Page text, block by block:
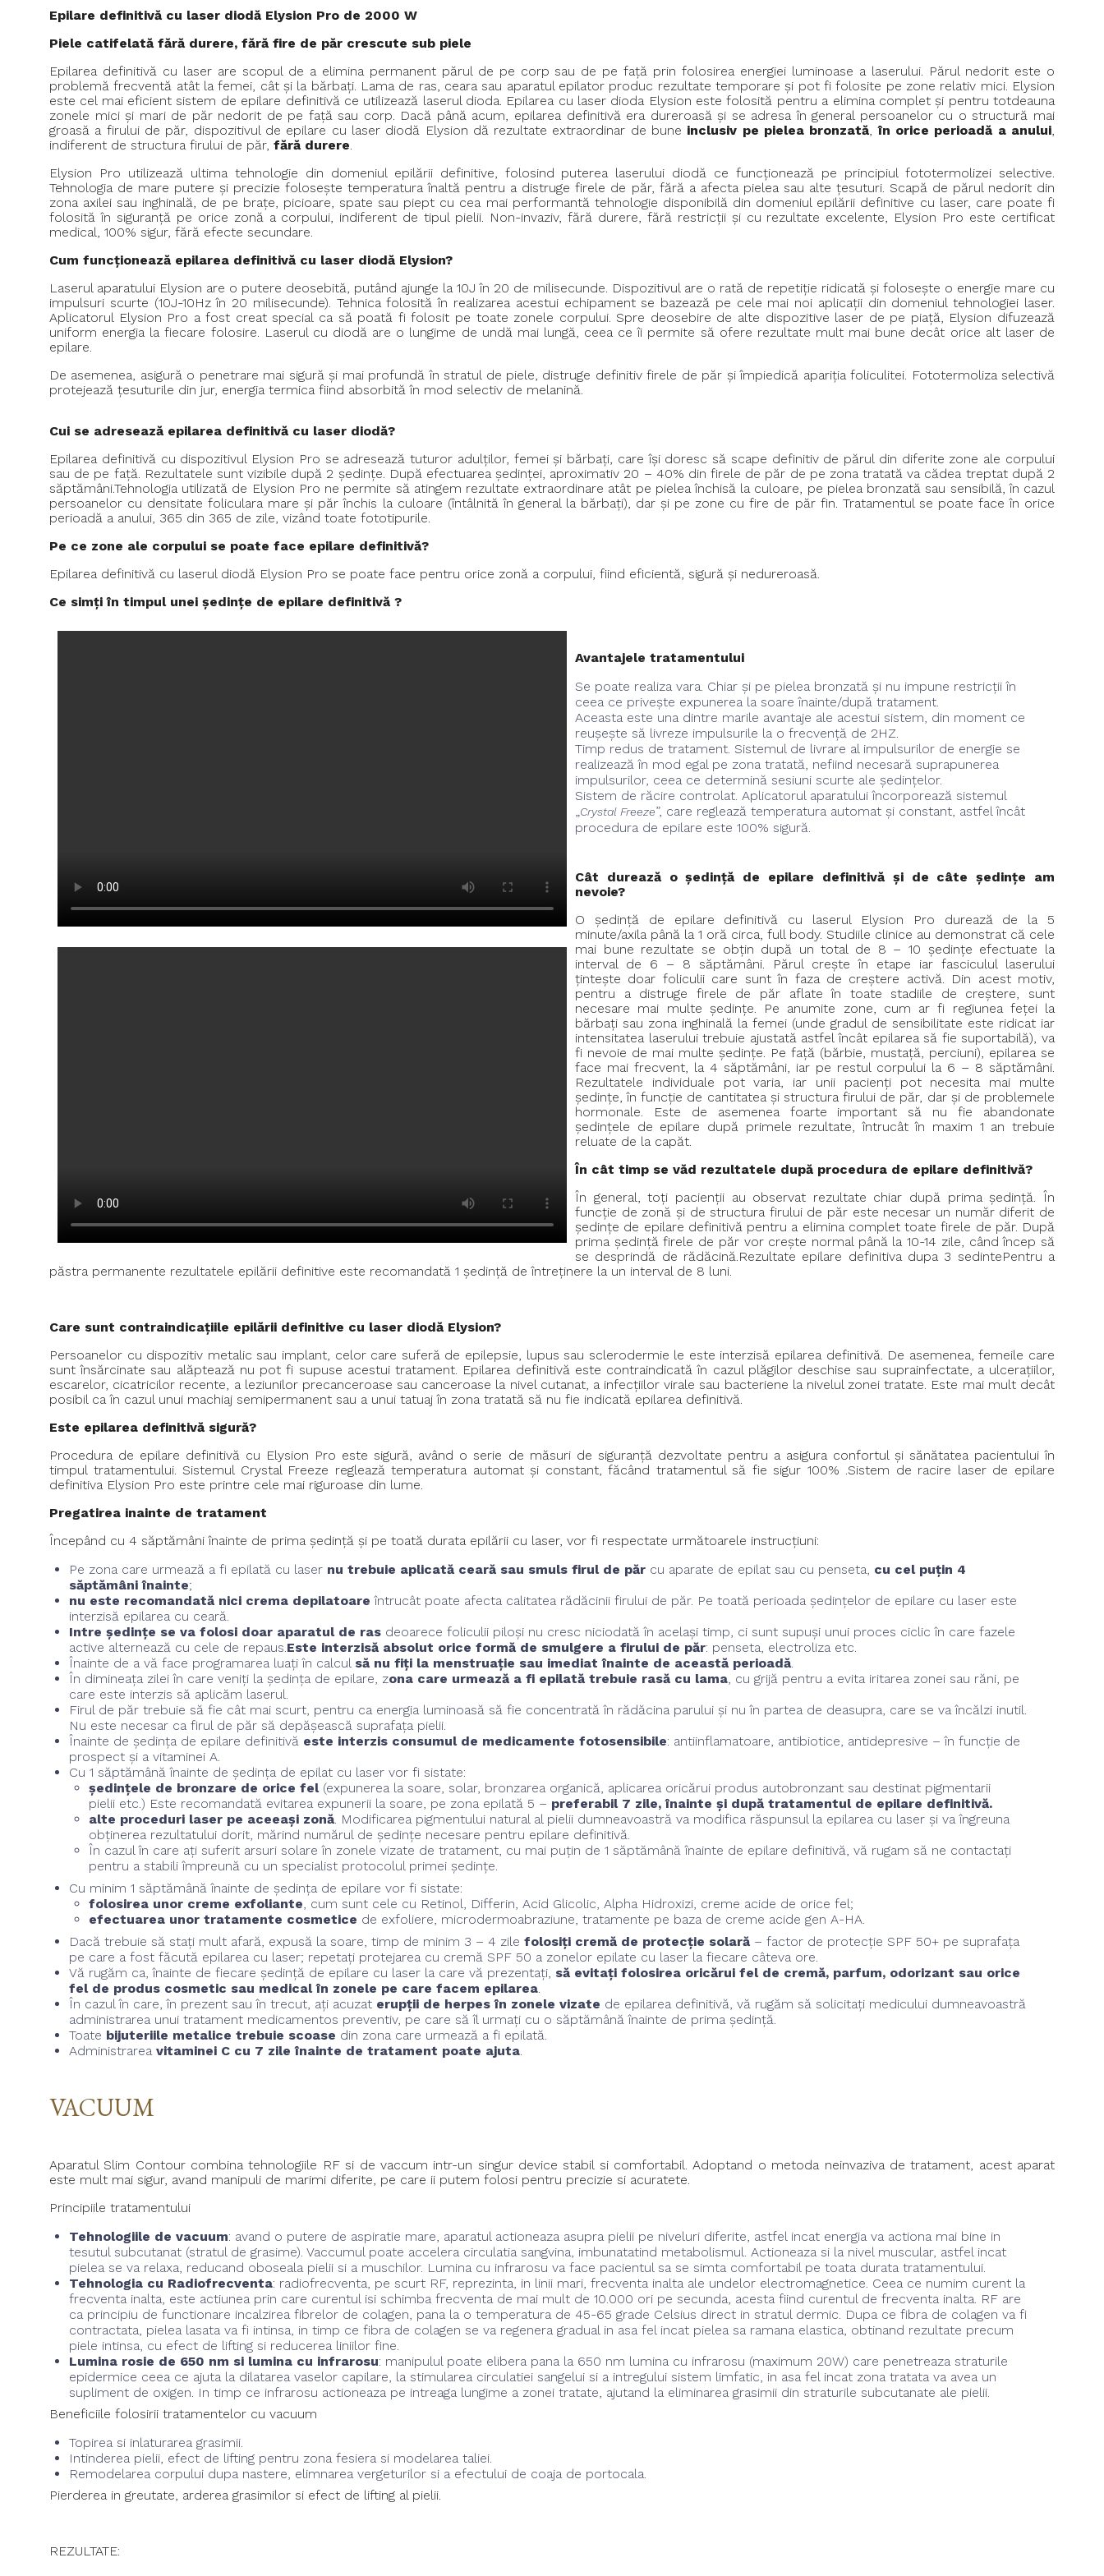
Epilare definitivă cu laser diodă Elysion Pro de 2000 W
Piele catifelată fără durere, fără fire de păr crescute sub piele
Epilarea definitivă cu laser are scopul de a elimina permanent părul de pe corp sau de pe față prin folosirea energiei luminoase a laserului. Părul nedorit este o
problemă frecventă atât la femei, cât și la bărbați. Lama de ras, ceara sau aparatul epilator produc rezultate temporare și pot fi folosite pe zone relativ mici. Elysion
este cel mai eficient sistem de epilare definitivă ce utilizează laserul dioda. Epilarea cu laser dioda Elysion este folosită pentru a elimina complet și pentru totdeauna
zonele mici și mari de păr nedorit de pe față sau corp. Dacă până acum, epilarea definitivă era dureroasă și se adresa în general persoanelor cu o structură mai
groasă a firului de păr, dispozitivul de epilare cu laser diodă Elysion dă rezultate extraordinar de bune inclusiv pe pielea bronzată,în orice perioadă a anului,
indiferent de structura firului de păr, fără durere.
Elysion Pro utilizează ultima tehnologie din domeniul epilării definitive, folosind puterea laserului diodă ce funcționează pe principiul fototermolizei selective.
Tehnologia de mare putere și precizie folosește temperatura înaltă pentru a distruge firele de păr, fără a afecta pielea sau alte țesuturi. Scapă de părul nedorit din
zona axilei sau inghinală, de pe brațe, picioare, spate sau piept cu cea mai performantă tehnologie disponibilă din domeniul epilării definitive cu laser, care poate fi
folosită în siguranță pe orice zonă a corpului, indiferent de tipul pielii. Non-invaziv, fără durere, fără restricții și cu rezultate excelente, Elysion Pro este certificat
medical, 100% sigur, fără efecte secundare.
Cum funcționează epilarea definitivă cu laser diodă Elysion?
Laserul aparatului Elysion are o putere deosebită, putând ajunge la 10J în 20 de milisecunde. Dispozitivul are o rată de repetiție ridicată și folosește o energie mare cu
impulsuri scurte (10J-10Hz în 20 milisecunde). Tehnica folosită în realizarea acestui echipament se bazează pe cele mai noi aplicații din domeniul tehnologiei laser.
Aplicatorul Elysion Pro a fost creat special ca să poată fi folosit pe toate zonele corpului. Spre deosebire de alte dispozitive laser de pe piață, Elysion difuzează
uniform energia la fiecare folosire. Laserul cu diodă are o lungime de undă mai lungă, ceea ce îi permite să ofere rezultate mult mai bune decât orice alt laser de
epilare.
De asemenea, asigură o penetrare mai sigură și mai profundă în stratul de piele, distruge definitiv firele de păr și împiedică apariția foliculitei. Fototermoliza selectivă
protejează țesuturile din jur, energia termica fiind absorbită în mod selectiv de melanină.
Cui se adresează epilarea definitivă cu laser diodă?
Epilarea definitivă cu dispozitivul Elysion Pro se adresează tuturor adulților, femei și bărbați, care își doresc să scape definitiv de părul din diferite zone ale corpului
sau de pe față. Rezultatele sunt vizibile după 2 ședințe. După efectuarea ședinței, aproximativ 20 – 40% din firele de păr de pe zona tratată va cădea treptat după 2
săptămâni.Tehnologia utilizată de Elysion Pro ne permite să atingem rezultate extraordinare atât pe pielea închisă la culoare, pe pielea bronzată sau sensibilă, în cazul
persoanelor cu densitate foliculara mare și păr închis la culoare (întâlnită în general la bărbați), dar și pe zone cu fire de păr fin. Tratamentul se poate face în orice
perioadă a anului, 365 din 365 de zile, vizând toate fototipurile.
Pe ce zone ale corpului se poate face epilare definitivă?
Epilarea definitivă cu laserul diodă Elysion Pro se poate face pentru orice zonă a corpului, fiind eficientă, sigură și nedureroasă.
Ce simți în timpul unei ședințe de epilare definitivă ?
Avantajele tratamentului
Se poate realiza vara. Chiar și pe pielea bronzată și nu impune restricții în
ceea ce privește expunerea la soare înainte/după tratament.
Aceasta este una dintre marile avantaje ale acestui sistem, din moment ce
reușește să livreze impulsurile la o frecvență de 2HZ.
Timp redus de tratament. Sistemul de livrare al impulsurilor de energie se
realizează în mod egal pe zona tratată, nefiind necesară suprapunerea
impulsurilor, ceea ce determină sesiuni scurte ale ședințelor.
Sistem de răcire controlat. Aplicatorul aparatului încorporează sistemul
„Crystal Freeze”, care reglează temperatura automat și constant, astfel încât
procedura de epilare este 100% sigură.
Cât durează o ședință de epilare definitivă și de câte ședințe am
nevoie?
O ședință de epilare definitivă cu laserul Elysion Pro durează de la 5
minute/axila până la 1 oră circa, full body. Studiile clinice au demonstrat că cele
mai bune rezultate se obțin după un total de 8 – 10 ședințe efectuate la
interval de 6 – 8 săptămâni. Părul crește în etape iar fasciculul laserului
țintește doar foliculii care sunt în faza de creștere activă. Din acest motiv,
pentru a distruge firele de păr aflate în toate stadiile de creștere, sunt
necesare mai multe ședințe. Pe anumite zone, cum ar fi regiunea feței la
bărbați sau zona inghinală la femei (unde gradul de sensibilitate este ridicat iar
intensitatea laserului trebuie ajustată astfel încât epilarea să fie suportabilă), va
fi nevoie de mai multe ședințe. Pe față (bărbie, mustață, perciuni), epilarea se
face mai frecvent, la 4 săptămâni, iar pe restul corpului la 6 – 8 săptămâni.
Rezultatele individuale pot varia, iar unii pacienți pot necesita mai multe
ședințe, în funcție de cantitatea și structura firului de păr, dar și de problemele
hormonale. Este de asemenea foarte important să nu fie abandonate
ședințele de epilare după primele rezultate, întrucât în maxim 1 an trebuie
reluate de la capăt.
În cât timp se văd rezultatele după procedura de epilare definitivă?
În general, toți pacienții au observat rezultate chiar după prima ședință. În
funcție de zonă și de structura firului de păr este necesar un număr diferit de
ședințe de epilare definitivă pentru a elimina complet toate firele de păr. După
prima ședință firele de păr vor crește normal până la 10-14 zile, când încep să
se desprindă de rădăcină.Rezultate epilare definitiva dupa 3 sedintePentru a
păstra permanente rezultatele epilării definitive este recomandată 1 ședință de întreținere la un interval de 8 luni.
Care sunt contraindicațiile epilării definitive cu laser diodă Elysion?
Persoanelor cu dispozitiv metalic sau implant, celor care suferă de epilepsie, lupus sau sclerodermie le este interzisă epilarea definitivă. De asemenea, femeile care
sunt însărcinate sau alăptează nu pot fi supuse acestui tratament. Epilarea definitivă este contraindicată în cazul plăgilor deschise sau suprainfectate, a ulcerațiilor,
escarelor, cicatricilor recente, a leziunilor precanceroase sau canceroase la nivel cutanat, a infecțiilor virale sau bacteriene la nivelul zonei tratate. Este mai mult decât
posibil ca în cazul unui machiaj semipermanent sau a unui tatuaj în zona tratată să nu fie indicată epilarea definitivă.
Este epilarea definitivă sigură?
Procedura de epilare definitivă cu Elysion Pro este sigură, având o serie de măsuri de siguranță dezvoltate pentru a asigura confortul și sănătatea pacientului în
timpul tratamentului. Sistemul Crystal Freeze reglează temperatura automat și constant, făcând tratamentul să fie sigur 100% .Sistem de racire laser de epilare
definitiva Elysion Pro este printre cele mai riguroase din lume.
Pregatirea inainte de tratament
Începând cu 4 săptămâni înainte de prima ședință și pe toată durata epilării cu laser, vor fi respectate următoarele instrucțiuni:
Pe zona care urmează a fi epilată cu laser nu trebuie aplicată ceară sau smuls firul de păr cu aparate de epilat sau cu penseta, cu cel puțin 4
săptămâni înainte;
nu este recomandată nici crema depilatoare întrucât poate afecta calitatea rădăcinii firului de păr. Pe toată perioada ședințelor de epilare cu laser este
interzisă epilarea cu ceară.
Intre ședințe se va folosi doar aparatul de ras deoarece foliculii piloși nu cresc niciodată în același timp, ci sunt supuși unui proces ciclic în care fazele
active alternează cu cele de repaus.Este interzisă absolut orice formă de smulgere a firului de păr: penseta, electroliza etc.
Înainte de a vă face programarea luați în calcul să nu fiți la menstruație sau imediat înainte de această perioadă.
În dimineața zilei în care veniți la ședința de epilare, zona care urmează a fi epilată trebuie rasă cu lama, cu grijă pentru a evita iritarea zonei sau răni, pe
care este interzis să aplicăm laserul.
Firul de păr trebuie să fie cât mai scurt, pentru ca energia luminoasă să fie concentrată în rădăcina parului și nu în partea de deasupra, care se va încălzi inutil.
Nu este necesar ca firul de păr să depășească suprafața pielii.
Înainte de ședința de epilare definitivă este interzis consumul de medicamente fotosensibile: antiinflamatoare, antibiotice, antidepresive – în funcție de
prospect și a vitaminei A.
Cu 1 săptămână înainte de ședința de epilat cu laser vor fi sistate:
ședințele de bronzare de orice fel(expunerea la soare, solar, bronzarea organică, aplicarea oricărui produs autobronzant sau destinat pigmentarii
pielii etc.) Este recomandată evitarea expunerii la soare, pe zona epilată 5 – preferabil 7 zile, înainte și după tratamentul de epilare definitivă.
alte proceduri laser pe aceeași zonă. Modificarea pigmentului natural al pielii dumneavoastră va modifica răspunsul la epilarea cu laser și va îngreuna
obținerea rezultatului dorit, mărind numărul de ședințe necesare pentru epilare definitivă.
În cazul în care ați suferit arsuri solare în zonele vizate de tratament, cu mai puțin de 1 săptămână înainte de epilare definitivă, vă rugam să ne contactați
pentru a stabili împreună cu un specialist protocolul primei ședințe.
Cu minim 1 săptămână înainte de ședința de epilare vor fi sistate:
folosirea unor creme exfoliante, cum sunt cele cu Retinol, Differin, Acid Glicolic, Alpha Hidroxizi, creme acide de orice fel;
efectuarea unor tratamente cosmetice de exfoliere, microdermoabraziune, tratamente pe baza de creme acide gen A-HA.
Dacă trebuie să stați mult afară, expusă la soare, timp de minim 3 – 4 zile folosiți cremă de protecție solară – factor de protecție SPF 50+ pe suprafața
pe care a fost făcută epilarea cu laser; repetați protejarea cu cremă SPF 50 a zonelor epilate cu laser la fiecare câteva ore.
Vă rugăm ca, înainte de fiecare ședință de epilare cu laser la care vă prezentați, să evitați folosirea oricărui fel de cremă, parfum, odorizant sau orice
fel de produs cosmetic sau medical în zonele pe care facem epilarea.
În cazul în care, în prezent sau în trecut, ați acuzat erupții de herpes în zonele vizate de epilarea definitivă, vă rugăm să solicitați medicului dumneavoastră
administrarea unui tratament medicamentos preventiv, pe care să îl urmați cu o săptămână înainte de prima ședință.
Toate bijuteriile metalice trebuie scoase din zona care urmează a fi epilată.
Administrarea vitaminei C cu 7 zile înainte de tratament poate ajuta.
VACUUM
Aparatul Slim Contour combina tehnologiile RF si de vaccum intr-un singur device stabil si comfortabil. Adoptand o metoda neinvaziva de tratament, acest aparat
este mult mai sigur, avand manipuli de marimi diferite, pe care ii putem folosi pentru precizie si acuratete.
Principiile tratamentului
Tehnologiile de vacuum: avand o putere de aspiratie mare, aparatul actioneaza asupra pielii pe niveluri diferite, astfel incat energia va actiona mai bine in
tesutul subcutanat (stratul de grasime). Vaccumul poate accelera circulatia sangvina, imbunatatind metabolismul. Actioneaza si la nivel muscular, astfel incat
pielea se va relaxa, reducand oboseala pielii si a muschilor. Lumina cu infrarosu va face pacientul sa se simta comfortabil pe toata durata tratamentului.
Tehnologia cu Radiofrecventa: radiofrecventa, pe scurt RF, reprezinta, in linii mari, frecventa inalta ale undelor electromagnetice. Ceea ce numim curent la
frecventa inalta, este actiunea prin care curentul isi schimba frecventa de mai mult de 10.000 ori pe secunda, acesta fiind curentul de frecventa inalta. RF are
ca principiu de functionare incalzirea fibrelor de colagen, pana la o temperatura de 45-65 grade Celsius direct in stratul dermic. Dupa ce fibra de colagen va fi
contractata, pielea lasata va fi intinsa, in timp ce fibra de colagen se va regenera gradual in asa fel incat pielea sa ramana elastica, obtinand rezultate precum
piele intinsa, cu efect de lifting si reducerea liniilor fine.
Lumina rosie de 650 nm si lumina cu infrarosu: manipulul poate elibera pana la 650 nm lumina cu infrarosu (maximum 20W) care penetreaza straturile
epidermice ceea ce ajuta la dilatarea vaselor capilare, la stimularea circulatiei sangelui si a intregului sistem limfatic, in asa fel incat zona tratata va avea un
supliment de oxigen. In timp ce infrarosu actioneaza pe intreaga lungime a zonei tratate, ajutand la eliminarea grasimii din straturile subcutanate ale pielii.
Beneficiile folosirii tratamentelor cu vacuum
Topirea si inlaturarea grasimii.
Intinderea pielii, efect de lifting pentru zona fesiera si modelarea taliei.
Remodelarea corpului dupa nastere, elimnarea vergeturilor si a efectului de coaja de portocala.
Pierderea in greutate, arderea grasimilor si efect de lifting al pielii.
REZULTATE: